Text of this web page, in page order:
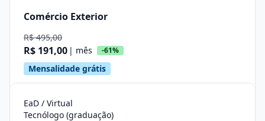
Comércio Exterior
R$ 495,00
R$ 191,00 | mês -61%
Mensalidade grátis
EaD / Virtual
Tecnólogo (graduação)